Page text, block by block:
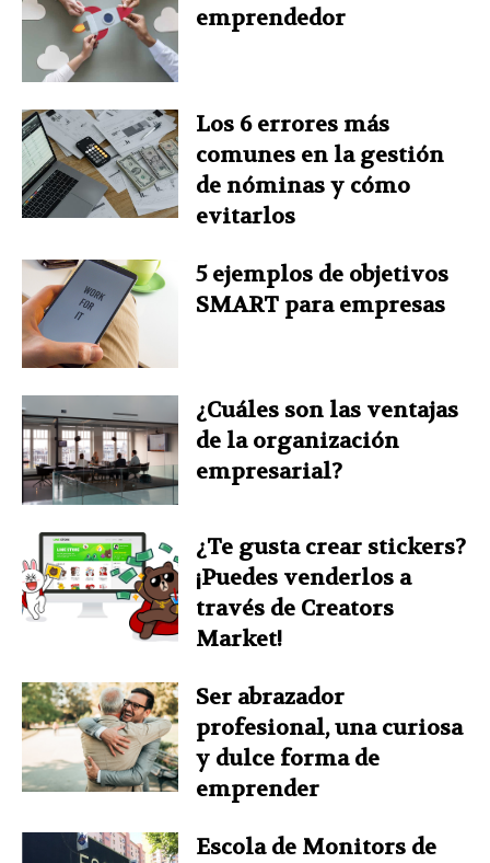
t
emprendedor
Los 6 errores más
comunes en la gestión
de nóminas y cómo
evitarlos
5 ejemplos de objetivos
SMART para empresas
¿Cuáles son las ventajas
de la organización
empresarial?
¿Te gusta crear stickers?
¡Puedes venderlos a
través de Creators
Market!
Ser abrazador
profesional, una curiosa
y dulce forma de
emprender
Escola de Monitors de